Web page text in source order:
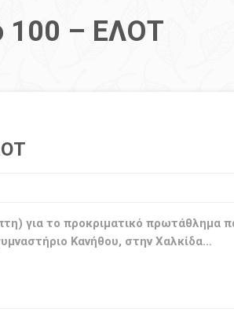
100 – ΕΛΟΤ
για το προκριματικό πρωτάθλημα
Κανήθου, στην Χαλκίδα…